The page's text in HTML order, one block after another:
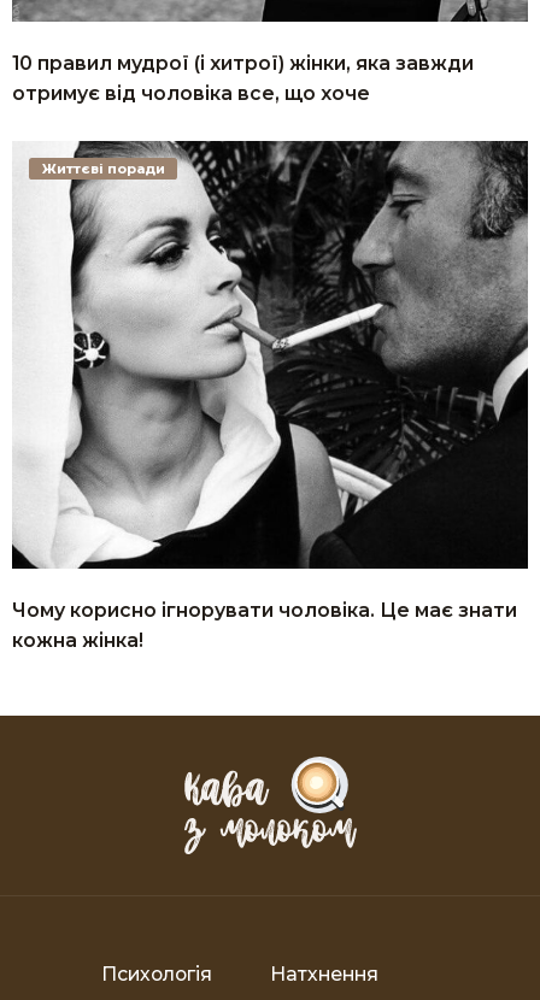
10 правил мудрої (і хитрої) жінки, яка завжди
отримує від чоловіка все, що хоче
Чому корисно ігнорувати чоловіка. Це має знати
кожна жінка!
Життєві поради
Психологія Натхнення